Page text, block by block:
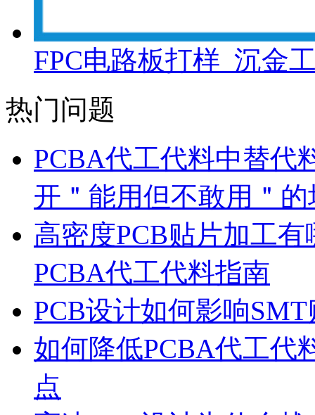
FPC电路板打样_沉金
热门问题
PCBA代工代料中替代
开＂能用但不敢用＂的
高密度PCB贴片加工
PCBA代工代料指南
PCB设计如何影响
如何降低PCBA代工代
点